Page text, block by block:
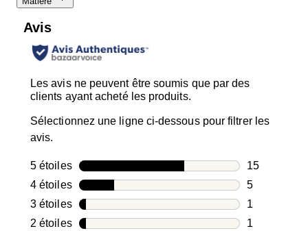
Avis
Les avis ne peuvent être soumis que par des
clients ayant acheté les produits.
Sélectionnez une ligne ci-dessous pour filtrer les
avis.
5 étoilesétoiles
15
15 avis
4 étoilesétoiles
5
5 avis avec
3 étoilesétoiles
1
1 avis avec
2 étoilesétoiles
1